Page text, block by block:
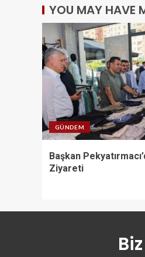
YOU MAY HAVE
GÜNDEM
Başkan
Ziyareti